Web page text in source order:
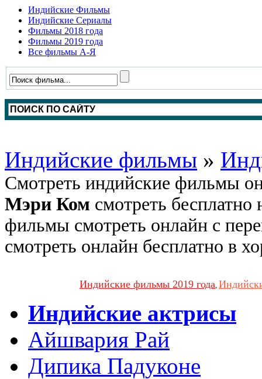
Индийские Фильмы
Индийские Сериалы
Фильмы 2018 года
Фильмы 2019 года
Все фильмы А-Я
Индийские фильмы »
Смотреть индийские фильмы
Мэри Ком смотреть
фильмы смотреть онлайн с
смотреть онлайн бесплатно в
Индийские фильмы 2019 года,
Индийские актрисы
Айшвария Рай
Дипика Падуконе